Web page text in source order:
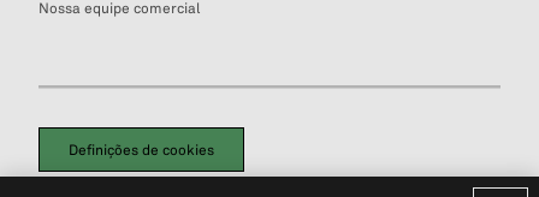
Nossa equipe comercial
Definições de cookies